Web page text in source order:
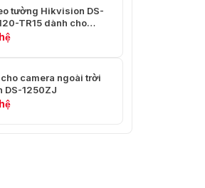
tường Hikvision DS-
TR15 dành cho
camera ngoài trời
DS-1250ZJ